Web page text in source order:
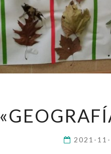
2021-